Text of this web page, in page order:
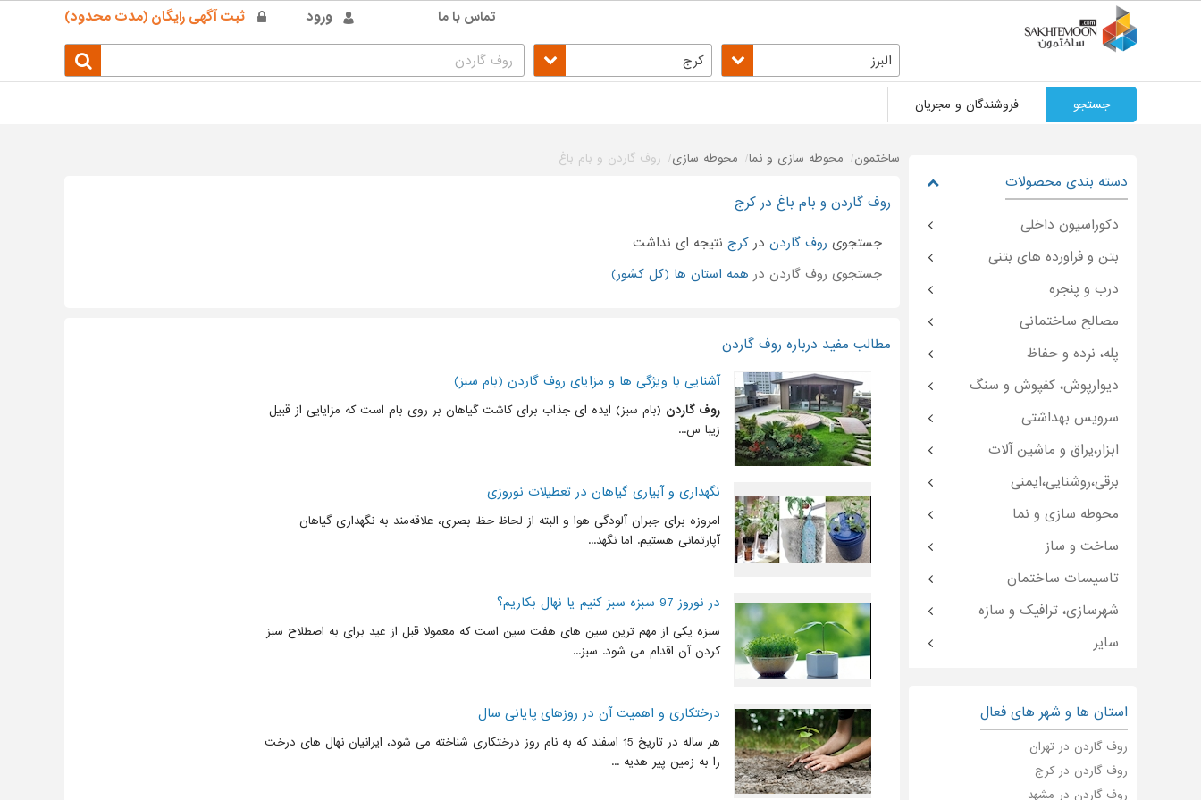
ورود ثبت آگهی رایگان (مدت محدود) تماس با ما
البرز کرج
جستجو فروشندگان و مجریان
ساختمون محوطه سازی و نما محوطه سازی روف گاردن و بام باغ
روف گاردن و بام باغ در کرج
جستجوی روف گاردن در کرج نتیجه ای نداشت
جستجوی روف گاردن در همه استان ها (کل کشور)
مطالب مفید درباره روف گاردن
آشنایی با ویژگی ها و مزایای روف گاردن (بام سبز)
روف گاردن (بام سبز) ایده ای جذاب برای کاشت گیاهان بر روی بام است که مزایایی از قبیل
زیبا س...
نگهداری و آبیاری گیاهان در تعطیلات نوروزی
امروزه برای جبران آلودگی هوا و البته از لحاظ حظ بصری، علاقه‌مند به نگهداری گیاهان
آپارتمانی هستیم. اما نگهد...
در نوروز 97 سبزه سبز کنیم یا نهال بکاریم؟
سبزه یکی از مهم ترین سین های هفت سین است که معمولا قبل از عید برای به اصطلاح سبز
کردن آن اقدام می ‌شود. سبز...
درختکاری و اهمیت آن در روزهای پایانی سال
هر ساله در تاریخ 15 اسفند که به نام روز درختکاری شناخته می شود، ایرانیان نهال های درخت
را به زمین پیر هدیه ...
دسته بندی محصولات
دکوراسیون داخلی
بتن و فراورده های بتنی
درب و پنجره
مصالح ساختمانی
پله، نرده و حفاظ
دیوارپوش، کفپوش و سنگ
سرویس بهداشتی
ابزار،یراق و ماشین آلات
برقی،روشنایی،ایمنی
محوطه سازی و نما
ساخت و ساز
تاسیسات ساختمان
شهرسازی، ترافیک و سازه
سایر
استان ها و شهر های فعال
روف گاردن در تهران
روف گاردن در کرج
روف گاردن در مشهد